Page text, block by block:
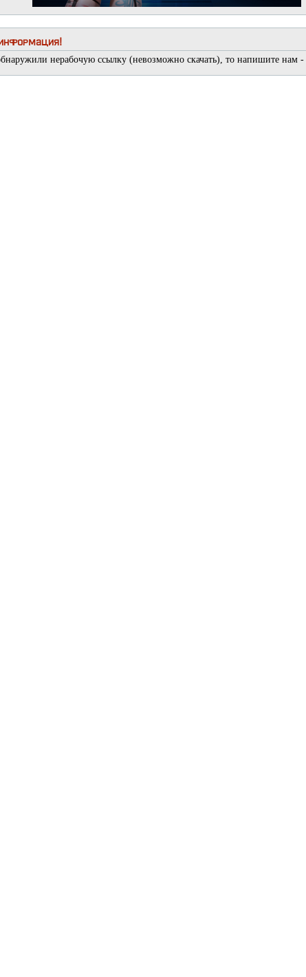
нерабочую ссылку (невозможно скачать), то напишите нам -